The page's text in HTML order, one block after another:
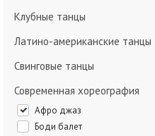
Клубные танцы
Латино-американские танцы
Свинговые танцы
Современная хореография
Афро джаз
Боди балет